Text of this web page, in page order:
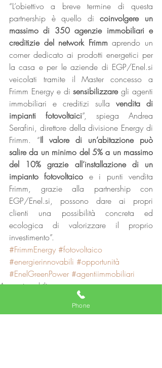
“L’obiettivo a breve termine di questa
partnership è quello di coinvolgere un
massimo di 350 agenzie immobiliari e
creditizie del network Frimm aprendo un
corner dedicato ai prodotti energetici per
la casa e per le aziende di EGP/Enel.si
veicolati tramite il Master concesso a
Frimm Energy e di sensibilizzare gli agenti
immobiliari e creditizi sulla vendita di
impianti fotovoltaici”, spiega Andrea
Serafini, direttore della divisione Energy di
Frimm. “Il valore di un’abitazione può
salire da un minimo del 5% a un massimo
del 10% grazie all’installazione di un
impianto fotovoltaico e i punti vendita
Frimm, grazie alla partnership con
EGP/Enel.si, possono dare ai propri
clienti una possibilità concreta ed
ecologica di valorizzare il proprio
investimento”.
#FrimmEnergy #fotovoltaico
#energierinnovabili #opportunità
#EnelGreenPower #agentiimmobiliari
Agente immobiliare
Phone